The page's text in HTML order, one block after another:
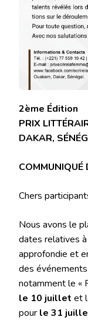
2ème Édition
PRIX
DAKAR,
COMMUNIQUÉ
Chers
Nous avons le
dates relatives
approfondie et
des
notamment le «
le 10 juillet et
pour le 31